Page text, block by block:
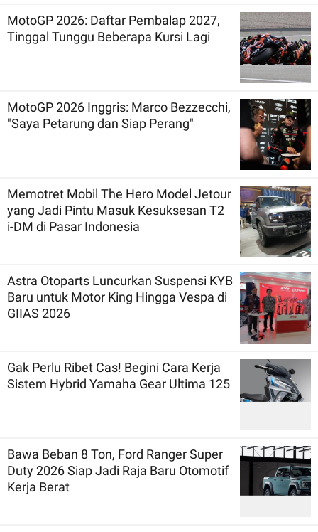
MotoGP 2026: Daftar Pembalap 2027,
Tinggal Tunggu Beberapa Kursi Lagi
MotoGP 2026 Inggris: Marco Bezzecchi,
"Saya Petarung dan Siap Perang"
Memotret Mobil The Hero Model Jetour
yang Jadi Pintu Masuk Kesuksesan T2
i-DM di Pasar Indonesia
Astra Otoparts Luncurkan Suspensi KYB
Baru untuk Motor King Hingga Vespa di
GIIAS 2026
Gak Perlu Ribet Cas! Begini Cara Kerja
Sistem Hybrid Yamaha Gear Ultima 125
Bawa Beban 8 Ton, Ford Ranger Super
Duty 2026 Siap Jadi Raja Baru Otomotif
Kerja Berat